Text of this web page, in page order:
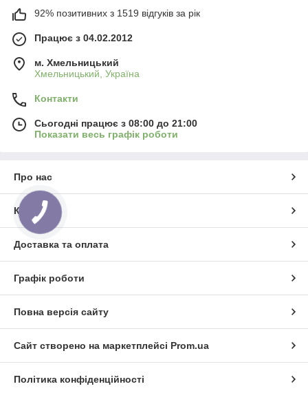
92% позитивних з 1519 відгуків за рік
Працює з 04.02.2012
м. Хмельницький
Хмельницький, Україна
Контакти
Сьогодні працює з 08:00 до 21:00
Показати весь графік роботи
Про нас
Контакти
Доставка та оплата
Графік роботи
Повна версія сайту
Сайт створено на маркетплейсі Prom.ua
Політика конфіденційності